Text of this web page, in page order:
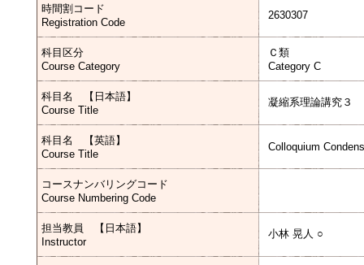
時間割コード
Registration Code
2630307
科目区分
Course Category
Ｃ類
Category C
科目名 【日本語】
Course Title
凝縮系理論講究３
科目名 【英語】
Course Title
Colloquium
コースナンバリングコード
Course Numbering Code
担当教員 【日本語】
Instructor
小林 晃人 ○